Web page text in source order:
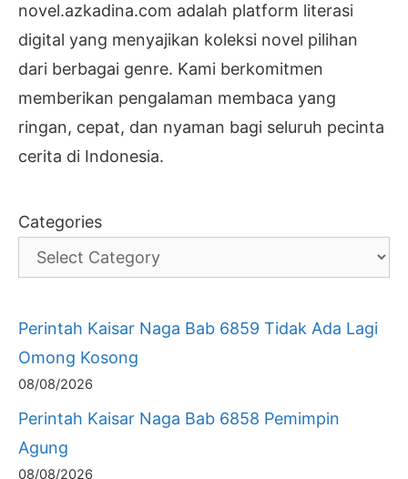
novel.azkadina.com adalah platform literasi
digital yang menyajikan koleksi novel pilihan
dari berbagai genre. Kami berkomitmen
memberikan pengalaman membaca yang
ringan, cepat, dan nyaman bagi seluruh pecinta
cerita di Indonesia.
Categories
Perintah Kaisar Naga Bab 6859 Tidak Ada Lagi
Omong Kosong
08/08/2026
Perintah Kaisar Naga Bab 6858 Pemimpin
Agung
08/08/2026